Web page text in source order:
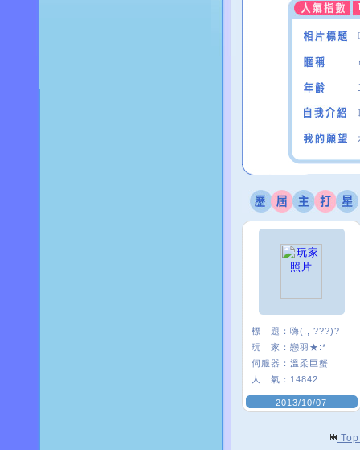
標 題： 嗨(,, ???)?
玩 家： 戀羽★:*
伺服器： 溫柔巨蟹
人 氣： 14842
2013/10/07